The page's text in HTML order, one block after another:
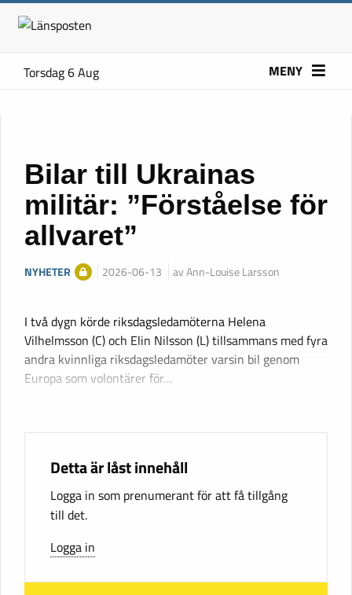
Torsdag 6 Aug MENY
Bilar till Ukrainas
militär: ”Förståelse för
allvaret”
NYHETER 2026-06-13 av Ann-Louise Larsson
I två dygn körde riksdagsledamöterna Helena
Vilhelmsson (C) och Elin Nilsson (L) tillsammans med fyra
andra kvinnliga riksdagsledamöter varsin bil genom
Europa som volontärer för…
Detta är låst innehåll
Logga in som prenumerant för att få tillgång
till det.
Logga in